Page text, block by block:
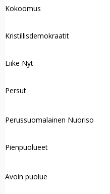
Kokoomus
Kristillisdemokraatit
Liike Nyt
Persut
Perussuomalainen Nuoriso
Pienpuolueet
Avoin puolue